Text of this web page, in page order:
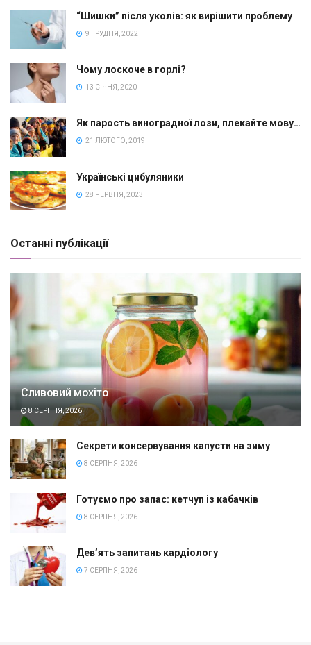
“Шишки” після уколів: як вирішити проблему
9 ГРУДНЯ, 2022
Чому лоскоче в горлі?
13 СІЧНЯ, 2020
Як парость виноградної лози, плекайте мову…
21 ЛЮТОГО, 2019
Українські цибуляники
28 ЧЕРВНЯ, 2023
Останні публікації
Сливовий мохіто
8 СЕРПНЯ, 2026
Секрети консервування капусти на зиму
8 СЕРПНЯ, 2026
Готуємо про запас: кетчуп із кабачків
8 СЕРПНЯ, 2026
Дев’ять запитань кардіологу
7 СЕРПНЯ, 2026